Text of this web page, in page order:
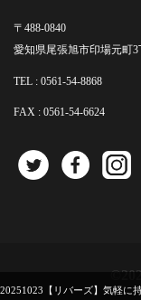
〒488-0840
愛知県尾張旭市印場元町3
TEL : 0561-54-8868
FAX : 0561-54-6624